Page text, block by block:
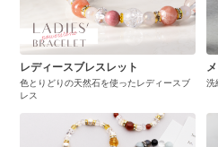
レディースブレスレット
色とりどりの天然石を使ったレディースブ
レス
洗